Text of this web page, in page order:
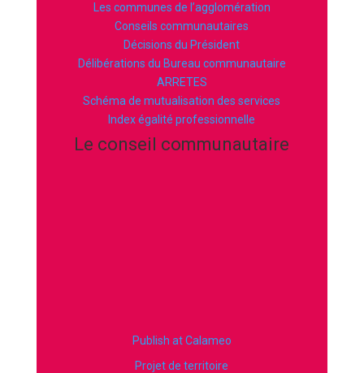
Les communes de l’agglomération
Conseils communautaires
Décisions du Président
Délibérations du Bureau communautaire
ARRETES
Schéma de mutualisation des services
Index égalité professionnelle
Le conseil communautaire
Publish at Calameo
Projet de territoire